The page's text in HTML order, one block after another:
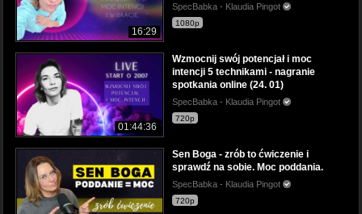
16:29
SpecBabka - Klaudia Pingot
1080p
01:44:36
Wzmocnij swój potencjał i moc
intencji 5 technikami - nagranie
spotkania online (24. 01)
SpecBabka - Klaudia Pingot
720p
Sen Boga - zrób to ćwiczenie i
sprawdź na sobie. Moc poddania.
SpecBabka - Klaudia Pingot
720p